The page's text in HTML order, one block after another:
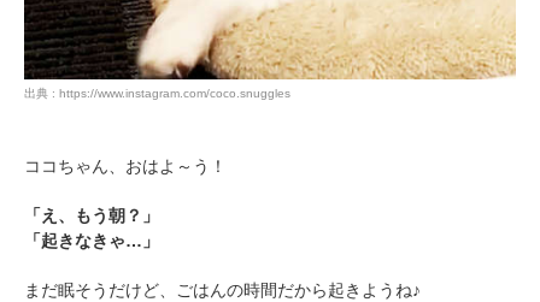
出典 : https://www.instagram.com/coco.snuggles
ココちゃん、おはよ～う！
「え、もう朝？」
「起きなきゃ…」
まだ眠そうだけど、ごはんの時間だから起きようね♪